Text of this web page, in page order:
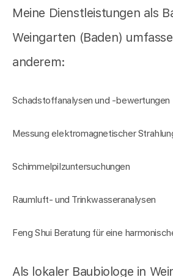
Meine Dienstleistungen als
Weingarten (Baden)
anderem:
Schadstoffanalysen und -bewertungen
Messung elektromagnetischer
Schimmelpilzuntersuchungen
Raumluft- und Trinkwasseranalysen
Feng Shui Beratung für eine
Als lokaler Baubiologe in